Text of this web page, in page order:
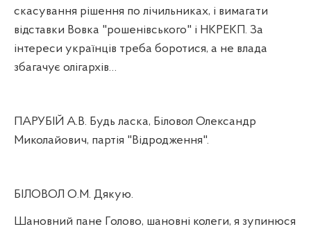
скасування рішення по лічильниках, і вимагати
відставки Вовка "рошенівського" і НКРЕКП. За
інтереси українців треба боротися, а не влада
збагачує олігархів…
ПАРУБІЙ А.В. Будь ласка, Біловол Олександр
Миколайович, партія "Відродження".
БІЛОВОЛ О.М. Дякую.
Шановний пане Голово, шановні колеги, я зупинюся